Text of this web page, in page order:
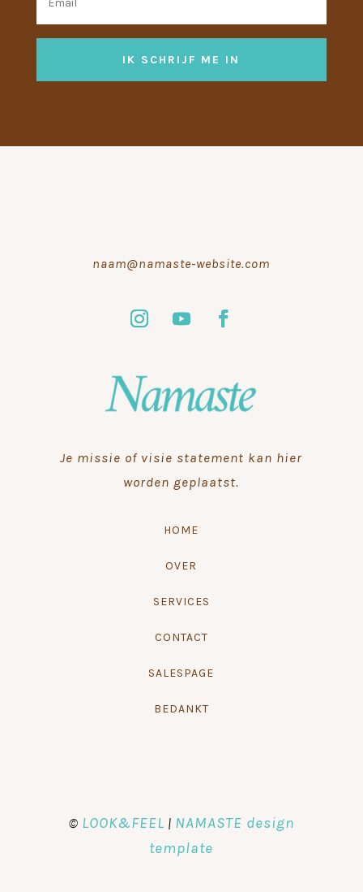
IK SCHRIJF ME IN
naam@namaste-website.com
Je missie of visie statement kan hier
worden geplaatst.
HOME
OVER
SERVICES
CONTACT
SALESPAGE
BEDANKT
© LOOK&FEEL | NAMASTE design
template